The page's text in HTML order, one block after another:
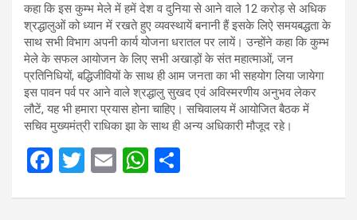
कहा कि इस कुम्भ मेले में हमें देश व दुनिया से आने वाले 12 करोड़ से अधिक
श्रद्धालुओं को ध्यान में रखते हुए व्यवस्थायें बनानी हैं इसके लिऐ समयबद्धता के
साथ सभी विभाग अपनी कार्य योजना धरातल पर लायें। उन्होंने कहा कि कुम्भ
मेले के सफल आयोजन के लिए सभी अखाड़ों के संत महात्माओं, जन
प्रतिनिधियों, बद्धिजीवियों के साथ ही आम जनता का भी सहयोग लिया जायेगा
इस पावन पर्व पर आने वाले श्रद्धालु सुखद एवं अविस्मरणीय अनुभव लेकर
लौटें, यह भी हमारा प्रयास होना चाहिए। सचिवालय में आयोजित बैठक में
सचिव मुख्यमंत्री राधिका झा के साथ ही अन्य अधिकारी मौजूद रहे।
F
T
E
W